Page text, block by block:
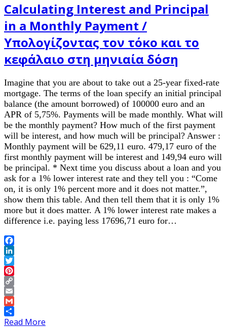
Calculating Interest and Principal
in a Monthly Payment /
Υπολογίζοντας τον τόκο και το
κεφάλαιο στη μηνιαία δόση
Imagine that you are about to take out a 25-year fixed-rate
mortgage. The terms of the loan specify an initial principal
balance (the amount borrowed) of 100000 euro and an
APR of 5,75%. Payments will be made monthly. What will
be the monthly payment? How much of the first payment
will be interest, and how much will be principal? Answer :
Monthly payment will be 629,11 euro. 479,17 euro of the
first monthly payment will be interest and 149,94 euro will
be principal. * Next time you discuss about a loan and you
ask for a 1% lower interest rate and they tell you : “Come
on, it is only 1% percent more and it does not matter.”,
show them this table. And then tell them that it is only 1%
more but it does matter. Α 1% lower interest rate makes a
difference i.e. paying less 17696,71 euro for…
Facebook
LinkedIn
Twitter
Pinterest
Copy
Link
Email
Gmail
Share
Read More